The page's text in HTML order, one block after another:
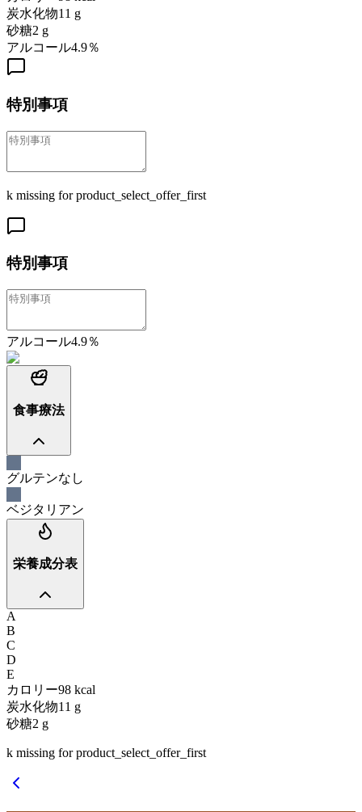
炭水化物11 g
砂糖2 g
アルコール4.9％
特別事項
k missing for product_select_offer_first
特別事項
アルコール4.9％
食事療法
グルテンなし
ベジタリアン
栄養成分表
A
B
C
D
E
カロリー98 kcal
炭水化物11 g
砂糖2 g
k missing for product_select_offer_first